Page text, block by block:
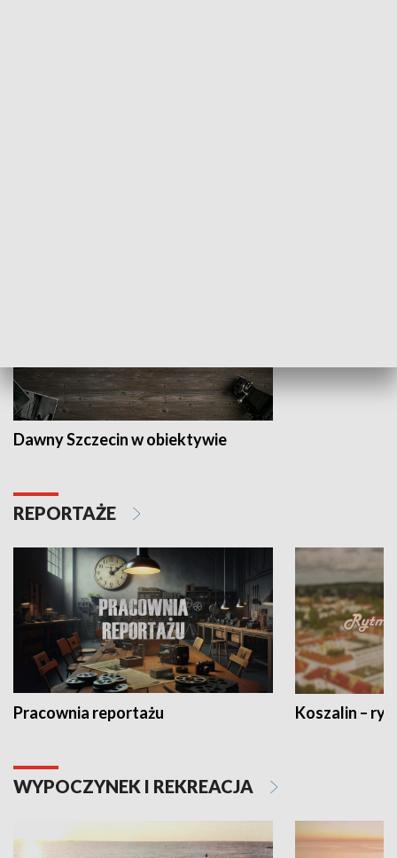
Dawny Szczecin w obiektywie
REPORTAŻE
Pracownia reportażu Koszalin –
WYPOCZYNEK I REKREACJA